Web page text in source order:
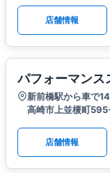
店舗情報
パフォーマンス
新前橋駅から車で
高崎市上並榎町
店舗情報